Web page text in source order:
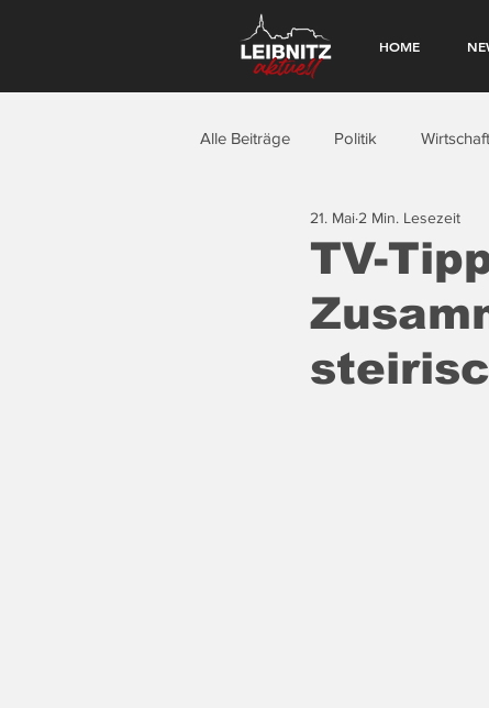
HOME
Alle Beiträge Politik Wirtschaft
TV-
21. Mai 2 Min. Lesezeit